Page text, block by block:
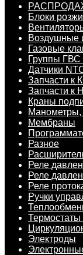
Блоки
Воздушные
Газовые
Группы ГВС
Датчики
Запчасти
Запчасти
Краны
Манометры,
Мембраны
Разное
Реле
Реле
Реле
Ручки
Термостаты
Электроды